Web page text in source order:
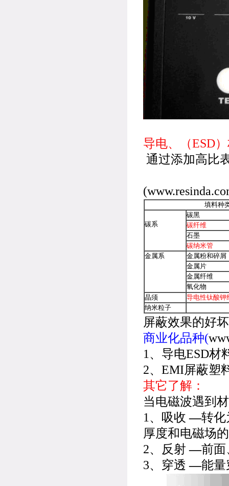
导电、（ESD
通过添加高比
填料种
碳系
碳黑
碳纤维
石墨
碳纳米管
金属系
金属粉和碎屑
金属片
金属纤维
氧化物
晶须
导电性钛酸钾
纳米粒子
屏蔽效果的好
商业化品种(
1、导电ESD材
2、EMI屏蔽塑
其它了解：
当电磁波遇到
1、吸收 —转化
厚度和电磁场
2、反射 —前面
3、穿透 —能量